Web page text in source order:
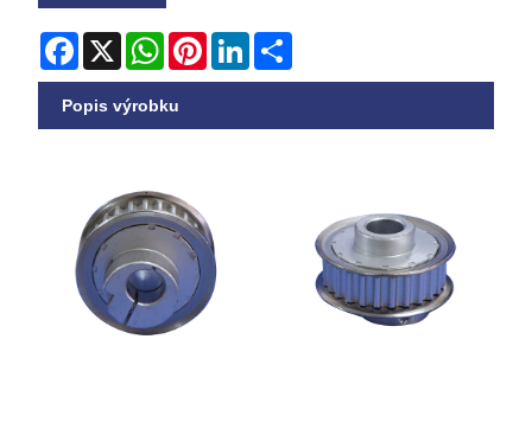
Facebook
X WhatsApp
PinterestLinkedIn
Popis výrobku